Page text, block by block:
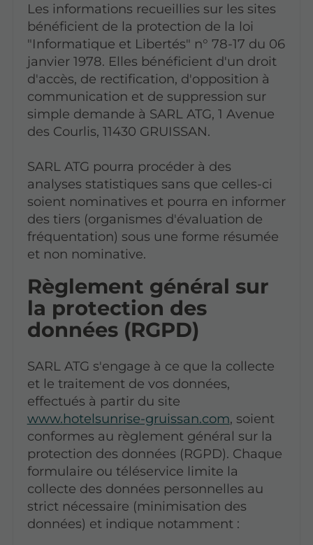
Les informations recueillies sur les sites
bénéficient de la protection de la loi
"Informatique et Libertés" n° 78-17 du 06
janvier 1978. Elles bénéficient d'un droit
d'accès, de rectification, d'opposition à
communication et de suppression sur
simple demande à SARL ATG, 1 Avenue
des Courlis, 11430 GRUISSAN.
SARL ATG pourra procéder à des
analyses statistiques sans que celles-ci
soient nominatives et pourra en informer
des tiers (organismes d'évaluation de
fréquentation) sous une forme résumée
et non nominative.
Règlement général sur
la protection des
données (RGPD)
SARL ATG s'engage à ce que la collecte
et le traitement de vos données,
effectués à partir du site
www.hotelsunrise-gruissan.com, soient
conformes au règlement général sur la
protection des données (RGPD). Chaque
formulaire ou téléservice limite la
collecte des données personnelles au
strict nécessaire (minimisation des
données) et indique notamment :